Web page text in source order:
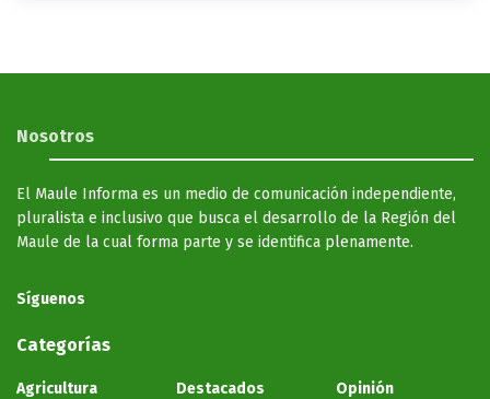
Nosotros
El Maule Informa es un medio de comunicación independiente,
pluralista e inclusivo que busca el desarrollo de la Región del
Maule de la cual forma parte y se identifica plenamente.
Síguenos
Categorías
Agricultura
Destacados
Opinión